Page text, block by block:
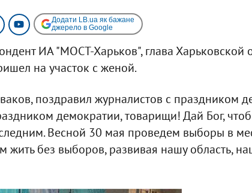
Додати LB.ua як бажане
джерело в Google
ИА "МОСТ-Харьков", глава Харьковской
на участок с женой.
поздравил журналистов с праздником
демократии, товарищи! Дай Бог,
Весной 30 мая проведем выборы в
жить без выборов, развивая нашу область,